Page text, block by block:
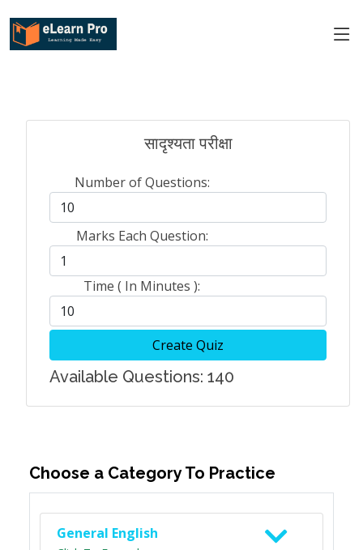
सादृश्यता परीक्षा
Number of Questions:
Marks Each Question:
Time ( In Minutes ):
Create Quiz
Available Questions: 140
Choose a Category To Practice
General English